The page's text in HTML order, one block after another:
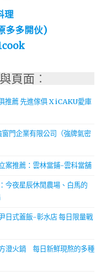
理
多多開伙)
頁面︰
推薦 先進傢俱 X iCAKU愛庫
門企業有限公司（強牌氣密
案推薦：雲林當鋪-雲科當舖
今夜星辰休閒農場、白馬的
日式蓋飯-彰水店 每日限量戰
澄火鍋 每日新鮮現熬的多種